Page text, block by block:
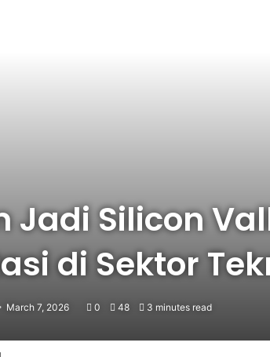
Jadi Silicon
di Sektor
March 7, 2026 0 48 3 minutes read